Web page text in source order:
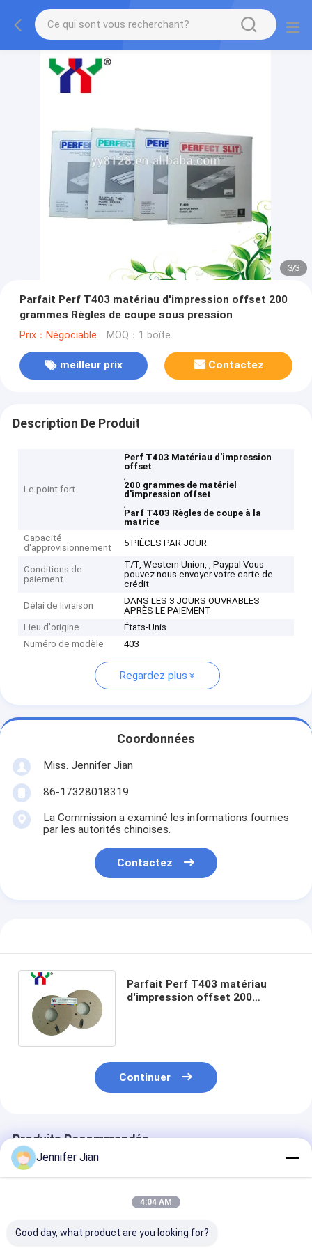
3/3
Parfait Perf T403 matériau d'impression offset 200
grammes Règles de coupe sous pression
Prix：Négociable MOQ：1 boîte
meilleur prix Contactez
Description De Produit
Le point fort
Perf T403 Matériau d'impression
offset
,
200 grammes de matériel
d'impression offset
,
Parf T403 Règles de coupe à la
matrice
Capacité
d'approvisionnement
5 PIÈCES PAR JOUR
Conditions de
paiement
T/T, Western Union, , Paypal Vous
pouvez nous envoyer votre carte de
crédit
Délai de livraison
DANS LES 3 JOURS OUVRABLES
APRÈS LE PAIEMENT
Lieu d'origine
États-Unis
Numéro de modèle
403
Regardez plus
Coordonnées
Miss. Jennifer Jian
86-17328018319
La Commission a examiné les informations fournies
par les autorités chinoises.
Contactez
Parfait Perf T403 matériau
d'impression offset 200
Continuer
Produits Recommandés
Jennifer Jian
4:04 AM
Good day, what product are you looking for?